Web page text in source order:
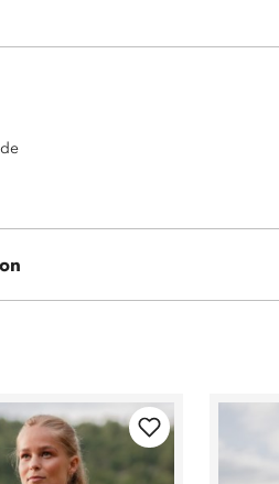
på glidelåsen
lin, 45 % bomull